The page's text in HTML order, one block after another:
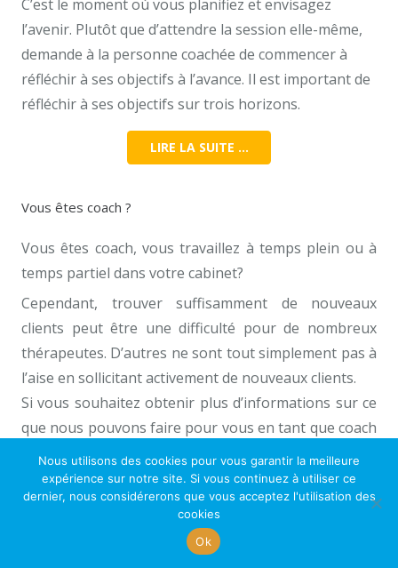
C’est le moment où vous planifiez et envisagez
l’avenir. Plutôt que d’attendre la session elle-même,
demande à la personne coachée de commencer à
réfléchir à ses objectifs à l’avance. Il est important de
réfléchir à ses objectifs sur trois horizons.
LIRE LA SUITE …
Vous êtes coach ?
Vous êtes coach, vous travaillez à temps plein ou à
temps partiel dans votre cabinet?
Cependant, trouver suffisamment de nouveaux
clients peut être une difficulté pour de nombreux
thérapeutes. D’autres ne sont tout simplement pas à
l’aise en sollicitant activement de nouveaux clients.
Si vous souhaitez obtenir plus d’informations sur ce
que nous pouvons faire pour vous en tant que coach
indépendant, n’hésitez pas à nous contacter.
S’INSCRIRE EN TANT QUE COACH
Nous utilisons des cookies pour vous garantir la meilleure
expérience sur notre site. Si vous continuez à utiliser ce
dernier, nous considérerons que vous acceptez l'utilisation des
cookies
Ok